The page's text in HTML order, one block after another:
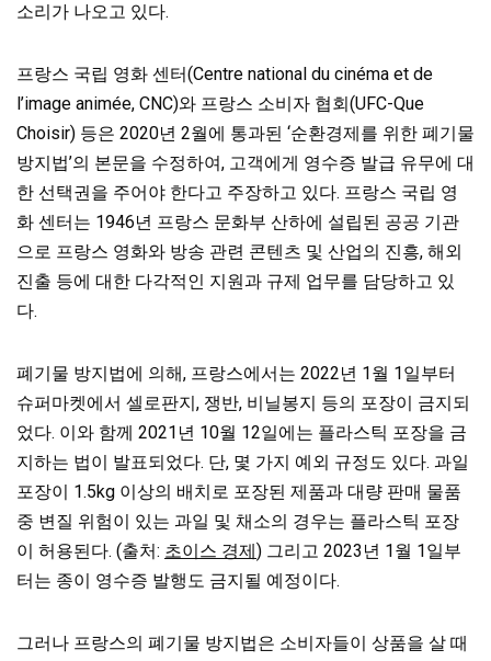
소리가 나오고 있다.
프랑스 국립 영화 센터(Centre national du cinéma et de
l’image animée, CNC)와 프랑스 소비자 협회(UFC-Que
Choisir) 등은 2020년 2월에 통과된 ‘순환경제를 위한 폐기물
방지법’의 본문을 수정하여, 고객에게 영수증 발급 유무에 대
한 선택권을 주어야 한다고 주장하고 있다. 프랑스 국립 영
화 센터는 1946년 프랑스 문화부 산하에 설립된 공공 기관
으로 프랑스 영화와 방송 관련 콘텐츠 및 산업의 진흥, 해외
진출 등에 대한 다각적인 지원과 규제 업무를 담당하고 있
다.
폐기물 방지법에 의해, 프랑스에서는 2022년 1월 1일부터
슈퍼마켓에서 셀로판지, 쟁반, 비닐봉지 등의 포장이 금지되
었다. 이와 함께 2021년 10월 12일에는 플라스틱 포장을 금
지하는 법이 발표되었다. 단, 몇 가지 예외 규정도 있다. 과일
포장이 1.5kg 이상의 배치로 포장된 제품과 대량 판매 물품
중 변질 위험이 있는 과일 및 채소의 경우는 플라스틱 포장
이 허용된다. (출처: 초이스 경제) 그리고 2023년 1월 1일부
터는 종이 영수증 발행도 금지될 예정이다.
그러나 프랑스의 폐기물 방지법은 소비자들이 상품을 살 때